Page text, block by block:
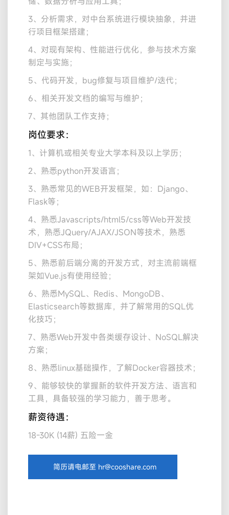
3、分析需求，对中台系统进行模块抽象，并进
行项目框架搭建；
4、对现有架构、性能进行优化，参与技术方案
制定与实施；
5、代码开发，bug修复与项目维护/迭代；
6、相关开发文档的编写与维护；
7、其他团队工作支持；
岗位要求：
1、计算机或相关专业大学本科及以上学历；
2、熟悉python开发语言；
3、熟悉常见的WEB开发框架，如：Django、
Flask等；
4、熟悉Javascripts/html5/css等Web开发技
术，熟悉JQuery/AJAX/JSON等技术，熟悉
DIV+CSS布局；
5、熟悉前后端分离的开发方式，对主流前端框
架如Vue.js有使用经验；
6、熟悉MySQL、Redis、MongoDB、
Elasticsearch等数据库，并了解常用的SQL优
化技巧；
7、熟悉Web开发中各类缓存设计、NoSQL解决
方案；
8、熟悉linux基础操作，了解Docker容器技术；
9、能够较快的掌握新的软件开发方法、语言和
工具，具备较强的学习能力，善于思考。
薪资待遇：
18-30K (14薪) 五险一金
简历请电邮至 hr@cooshare.com